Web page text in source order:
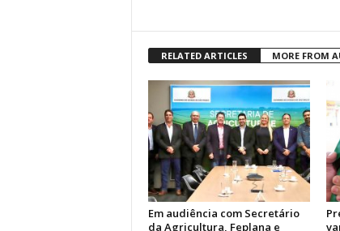
RELATED ARTICLES MORE FROM
Em audiência com Secretário
da Agricultura, Feplana e